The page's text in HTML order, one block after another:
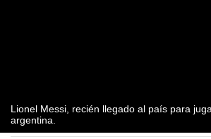
Lionel Messi, recién llegado al país para
argentina.